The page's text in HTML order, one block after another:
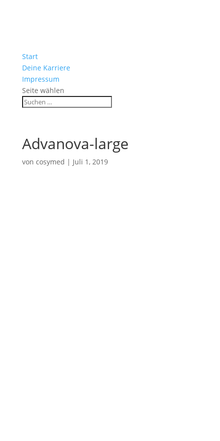
Start
Deine Karriere
Impressum
Seite wählen
Advanova-large
von cosymed | Juli 1, 2019